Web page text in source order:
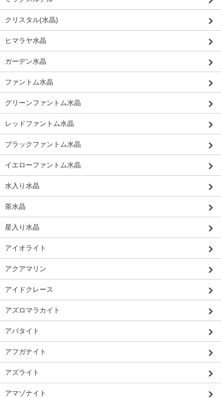
クリスタル(水晶)
ヒマラヤ水晶
ガーデン水晶
ファントム水晶
グリーンファントム水晶
レッドファントム水晶
ブラックファントム水晶
イエローファントム水晶
水入り水晶
茶水晶
星入り水晶
アイオライト
アクアマリン
アイドクレース
アズロマラカイト
アパタイト
アフガナイト
アズライト
アマゾナイト